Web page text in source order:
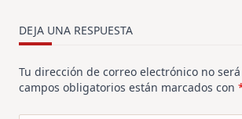
text">Página</span>
DEJA UNA RESPUESTA
Tu dirección de correo electrónico no
campos obligatorios están marcados con